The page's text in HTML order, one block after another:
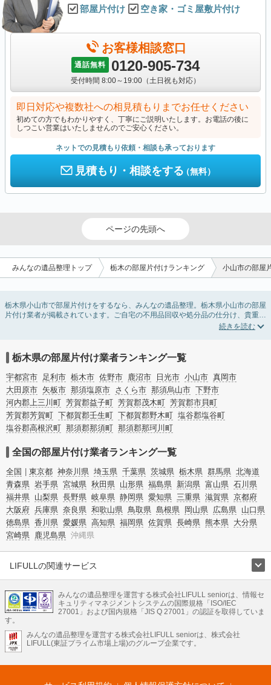
部屋片付け
空き家・ゴミ屋敷片付け
お客様相談窓口
通話無料 0120-905-734
受付時間 8:00～19:00（土日祝も対応）
即日対応や複数社への相見積もりまでお任せください
初めての方でもわかりやすく、丁寧にご説明いたします。お電話の後に
しつこい営業はいたしませんのでご安心ください。
ネットでの見積もり依頼・相談も承っております
見積もり・相談をする（無料）
ページの先頭へ
みんなの遺品整理トップ 栃木の部屋片付けランキング 小山市の部屋
栃木県小山市で部屋片付けをするなら、みんなの遺品整理。栃木県小山市の部屋
片付け業者が掲載されています。ご自宅の不用品回収や処分品の仕分け、貴重品
の捜索などの依頼ができます。栃木県小山市の部屋片付けの料金相場情報だけで
う。部屋片付けはいつか着手しようと思っていると、ついつい後回しになってし
まいますが、不用品だと思っていたものに思わぬ買取額が付いていることもあり
ます。
ご自分で無理なくできる片付け方法やご実家の片付けノウハウもお届けしていま
すので、ぜひあわせてご覧ください。
栃木県の部屋片付け業者ランキング一覧
宇都宮市 足利市 栃木市 佐野市 鹿沼市 日光市 小山市 真岡市
大田原市 矢板市 那須塩原市 さくら市 那須烏山市 下野市
河内郡上三川町 芳賀郡益子町 芳賀郡茂木町 芳賀郡市貝町
芳賀郡芳賀町 下都賀郡壬生町 下都賀郡野木町 塩谷郡塩谷町
塩谷郡高根沢町 那須郡那須町 那須郡那珂川町
全国の部屋片付け業者ランキング一覧
全国 東京都 神奈川県 埼玉県 千葉県 茨城県 栃木県 群馬県 北海道
青森県 岩手県 宮城県 秋田県 山形県 福島県 新潟県 富山県 石川県
福井県 山梨県 長野県 岐阜県 静岡県 愛知県 三重県 滋賀県 京都府
大阪府 兵庫県 奈良県 和歌山県 鳥取県 島根県 岡山県 広島県 山口県
徳島県 香川県 愛媛県 高知県 福岡県 佐賀県 長崎県 熊本県 大分県
宮崎県 鹿児島県 沖縄県
LIFULLの関連サービス
不動産・住宅
引越し 老人ホーム 地方創生 ママの就労支援
不動産クラウドファンディング 遺品整理 老後の暮らし情報
LIFULL HOME'Sのサービス
不動産・住宅
不動産査定 マンション専門売却査定 不動産投資 アドバイザー
不動産アーカイブ
空き家バンク 家賃相場 不動産会社
まちむすび
みんなの遺品整理を運営する株式会社LIFULL seniorは、情報セ
キュリティマネジメントシステムの国際規格「ISO/IEC
27001」および国内規格「JIS Q 27001」の認証を取得していま
す。
みんなの遺品整理を運営する株式会社LIFULL seniorは、株式会社
LIFULL(東証プライム市場上場)のグループ企業です。